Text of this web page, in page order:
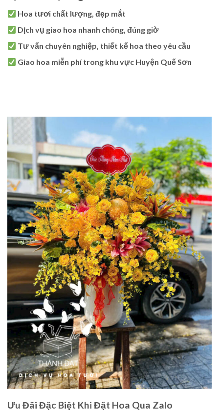
Hoa tươi chất lượng, đẹp mắt
Dịch vụ giao hoa nhanh chóng, đúng giờ
Tư vấn chuyên nghiệp, thiết kế hoa theo yêu cầu
Giao hoa miễn phí trong khu vực Huyện Quế Sơn
Ưu Đãi Đặc Biệt Khi Đặt Hoa Qua Zalo